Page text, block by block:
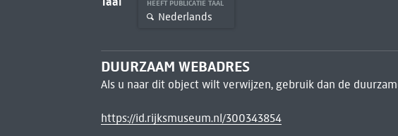
HEEFT PUBLICATIE TAAL
Nederlands
DUURZAAM WEBADRES
Als u naar dit object wilt verwijzen, gebruik dan de
https://id.rijksmuseum.nl/300343854